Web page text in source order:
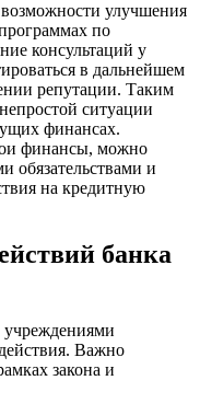
улучшения
по
консультаций у
в дальнейшем
репутации. Таким
ситуации
финансах.
финансы, можно
обязательствами и
на кредитную
банка
Важно
закона и